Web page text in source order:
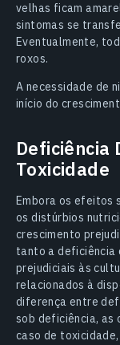
velhas ficam
sintomas se
Eventualmente,
roxos.
A necessidade de
início do
Deficiência
Toxicidade
Embora os efeitos
os distúrbios
crescimento
tanto a deficiência
prejudiciais às
relacionados à
diferença entre
sob deficiência, as
caso de